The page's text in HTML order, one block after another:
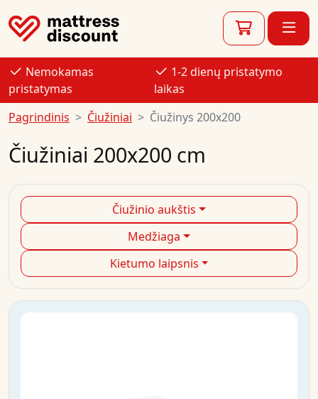
Nemokamas
pristatymas
1-2 dienų pristatymo
laikas
Pagrindinis
Čiužiniai Čiužinys 200x200
Čiužiniai 200x200 cm
Čiužinio aukštis
Medžiaga
Kietumo laipsnis